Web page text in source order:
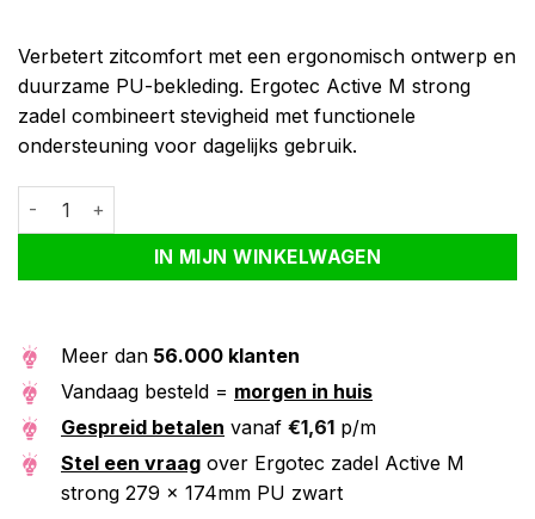
Verbetert zitcomfort met een ergonomisch ontwerp en
duurzame PU-bekleding. Ergotec Active M strong
zadel combineert stevigheid met functionele
ondersteuning voor dagelijks gebruik.
Ergotec zadel Active M strong 279 x 174mm PU zwart aantal
IN MIJN WINKELWAGEN
Alternative:
Meer dan 56.000 klanten
Vandaag besteld = morgen in huis
Gespreid betalen vanaf €1,61 p/m
Stel een vraag over Ergotec zadel Active M
strong 279 x 174mm PU zwart